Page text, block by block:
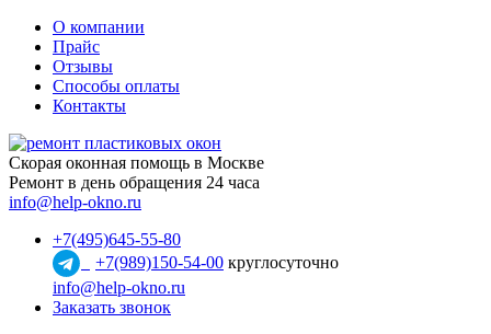
О компании
Прайс
Отзывы
Способы оплаты
Контакты
Скорая оконная помощь в Москве
Ремонт в день обращения 24 часа
info@help-okno.ru
+7(495)645-55-80
+7(989)150-54-00 круглосуточно
info@help-okno.ru
Заказать звонок